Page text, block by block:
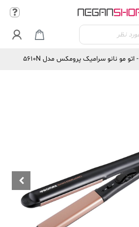

-اتو مو نانو سرامیک پرومکس مدل 5610N